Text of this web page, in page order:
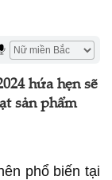
hứa hẹn sẽ
sản phẩm
phổ biến tại